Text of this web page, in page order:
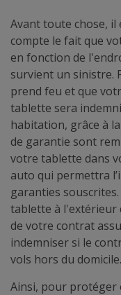
Avant toute chose,
compte le fait que
en fonction de
survient un sinistre.
prend feu et que
tablette sera
habitation, grâce à
de garantie sont
votre tablette dans
auto qui permettra
garanties
tablette à l'extérieur
de votre contrat
indemniser si le
vols hors du domicile.
Ainsi, pour protéger